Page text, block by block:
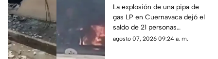
3xpl0s1ón de pipa de
gas LP que dejó a 21
personas l3s10n4d4s:
Esto se sabe sobre lo
La explosión de una pipa de
gas LP en Cuernavaca dejó el
saldo de 21 personas
lesionadas y en redes sociales
agosto 07, 2026 09:24 a. m.